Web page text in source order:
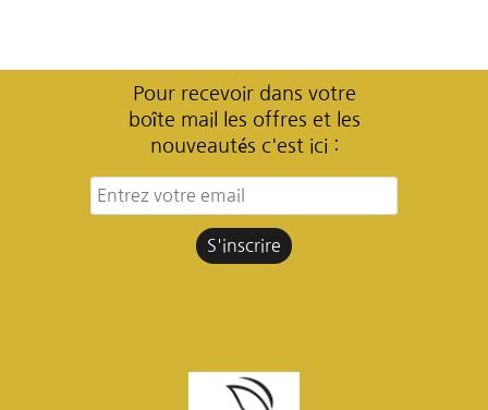
Pour recevoir dans votre
boîte mail les offres et les
nouveautés c'est ici :